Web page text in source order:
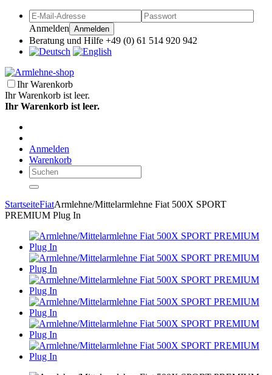
Anmelden Anmelden
Beratung und Hilfe +49 (0) 61 514 920 942
Ihr Warenkorb
Ihr Warenkorb ist leer.
Ihr Warenkorb ist leer.
Anmelden
Warenkorb
StartseiteFiatArmlehne/Mittelarmlehne Fiat 500X SPORT
PREMIUM Plug In